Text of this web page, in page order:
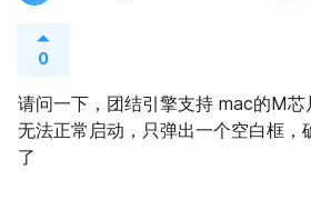
0
请问一下，团结引擎支持 mac的M芯
无法正常启动，只弹出一个空白框，
了